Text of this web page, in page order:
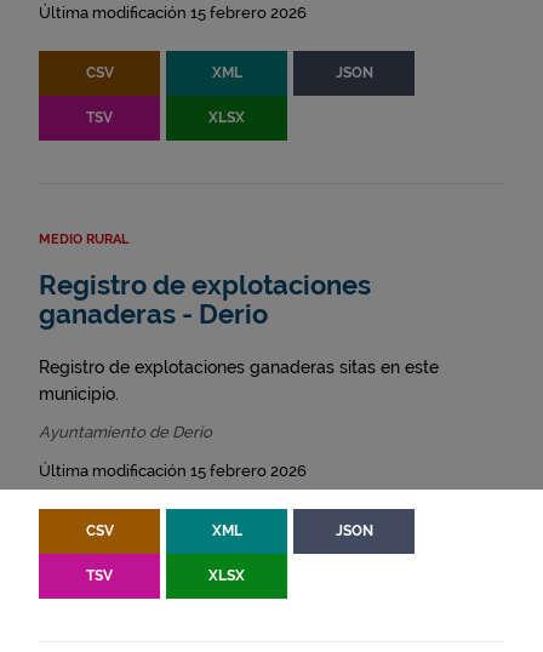
Última modificación 15 febrero 2026
CSV XML JSON
TSV XLSX
MEDIO RURAL
Registro de explotaciones
ganaderas - Derio
Registro de explotaciones ganaderas sitas en este
municipio.
Ayuntamiento de Derio
Última modificación 15 febrero 2026
CSV XML JSON
TSV XLSX